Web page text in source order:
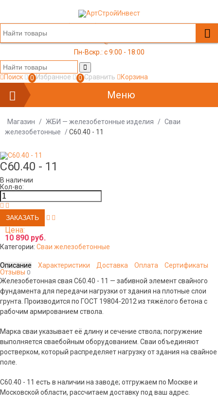
+7 (499) 117-03-05
Пн-Вскр.: c 9:00 - 18:00
Поиск 0 Избранное 0 Сравнить Корзина
Меню
Магазин / ЖБИ — железобетонные изделия / Сваи
железобетонные
/C60.40 - 11
C60.40 - 11
В наличии
Кол-во:
Цена:
10 890 руб.
Категории: Сваи железобетонные
Описание Характеристики Доставка Оплата
Сертификаты
Отзывы 0
Железобетонная свая C60.40 - 11 — забивной элемент свайного
фундамента для передачи нагрузки от здания на плотные слои
грунта. Производится по ГОСТ 19804-2012 из тяжёлого бетона с
рабочим армированием ствола.
Марка сваи указывает её длину и сечение ствола; погружение
выполняется сваебойным оборудованием. Сваи объединяют
ростверком, который распределяет нагрузку от здания на свайное
поле.
C60.40 - 11 есть в наличии на заводе; отгружаем по Москве и
Московской области, рассчитаем доставку под ваш адрес.